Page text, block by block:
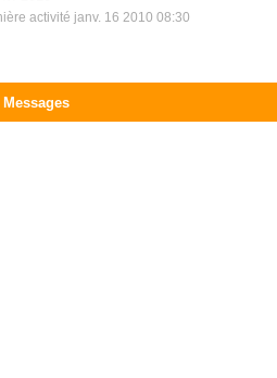
activité janv. 16 2010 08:30